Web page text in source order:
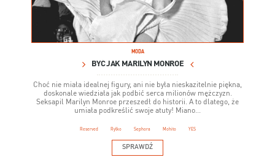
MODA
BYĆ JAK MARILYN MONROE
Choć nie miała idealnej figury, ani nie była nieskazitelnie piękna,
doskonale wiedziała jak podbić serca milionów mężczyzn.
Seksapil Marilyn Monroe przeszedł do historii. A to dlatego, że
umiała podkreślić swoje atuty! Miano...
Reserved Ryłko Sephora Mohito YES
SPRAWDŹ